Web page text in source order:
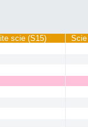
scie (S15) Scie